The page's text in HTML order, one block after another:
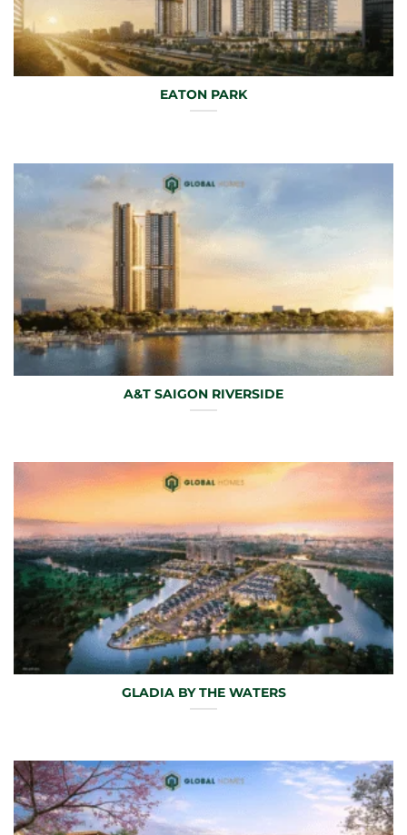
EATON PARK
A&T SAIGON RIVERSIDE
GLADIA BY THE WATERS